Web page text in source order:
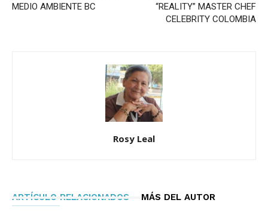
MEDIO AMBIENTE BC
“REALITY” MASTER CHEF
CELEBRITY COLOMBIA
Rosy Leal
ARTÍCULO RELACIONADOS MÁS DEL AUTOR